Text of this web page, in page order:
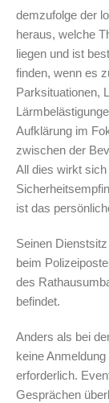
demzufolge der
heraus, welche
liegen und ist
finden, wenn es
Parksituationen,
Aufklärung im
zwischen der
All dies wirkt
ist das
Seinen
beim
des
befindet.
Anders als bei
keine
erforderlich.
Gesprächen